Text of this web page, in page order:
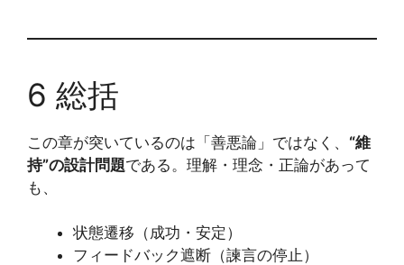
6 総括
この章が突いているのは「善悪論」ではなく、 “維
持”の設計問題である。理解・理念・正論があって
も、
状態遷移（成功・安定）
フィードバック遮断（諫言の停止）